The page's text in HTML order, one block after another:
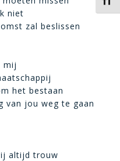
niet
zal beslissen
mij
het bestaan
van jou weg te gaan
altijd trouw